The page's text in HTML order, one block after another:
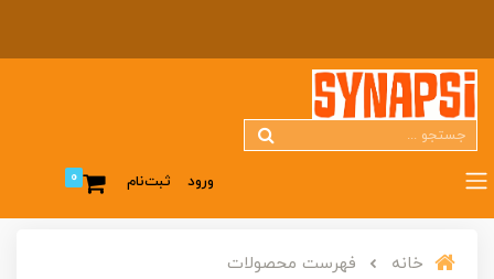
ورود ثبت‌نام 0
خانه فهرست محصولات